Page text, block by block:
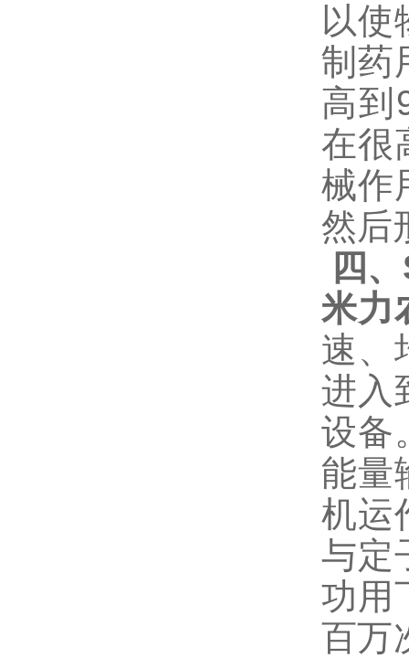
以使
制药
高到
在很
械作
然后
四
米力
速、
进入
设备
能量
机运
与定
功用
百万